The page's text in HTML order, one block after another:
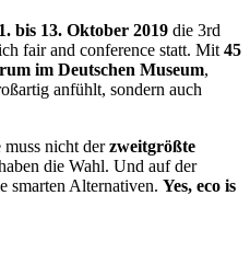
bis 13. Oktober 2019 die 3rd
fair and conference statt. Mit 45
im Deutschen Museum,
anfühlt, sondern auch
nicht derzweitgrößte
die Wahl. Und auf der
smarten Alternativen. Yes, eco is